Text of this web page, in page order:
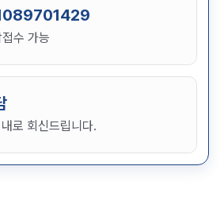
수 가능
로 회신드립니다.